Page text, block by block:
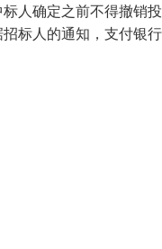
人确定之前不得撤销
标人的通知，支付银